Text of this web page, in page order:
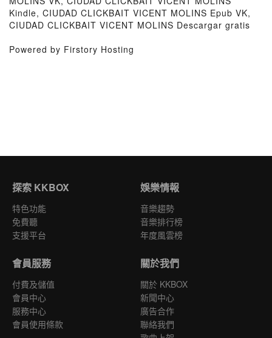
Kindle, CIUDAD CLICKBAIT VICENT MOLINS Epub VK,
CIUDAD CLICKBAIT VICENT MOLINS Descargar gratis
Powered by Firstory Hosting
探索 KKBOX
特色功能
免費聽
支援平台
娛樂情報
音樂趨勢
音樂排行榜
年度風雲榜
會員服務
付費及儲值
會員中心
服務中心
會員使用條款
關於我們
關於 KKBOX
新聞中心
廣告合作
聯絡我們